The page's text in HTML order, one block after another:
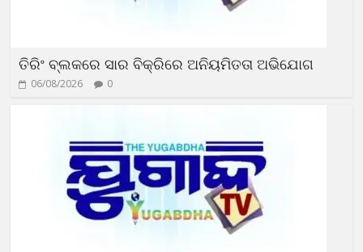
ତିରିଂ ବ୍ଲକରେ ସାର ବିକ୍ରିରେ ଅନିୟମିତତା ଅଭିଯୋଗ
06/08/2026 0